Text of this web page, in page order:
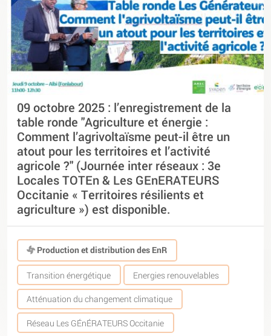
09 octobre 2025 : l’enregistrement de la
table ronde "Agriculture et énergie :
Comment l’agrivoltaïsme peut-il être un
atout pour les territoires et l’activité
agricole ?" (Journée inter réseaux : 3e
Locales TOTEn & Les GEnERATEURS
Occitanie « Territoires résilients et
agriculture ») est disponible.
Production et distribution des EnR
Transition énergétique Energies renouvelables
Atténuation du changement climatique
Réseau Les GÉnÉRATEURS Occitanie